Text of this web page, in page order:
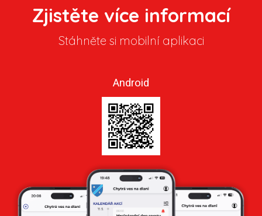
Zjistěte více informací
Stáhněte si mobilní aplikaci
Android